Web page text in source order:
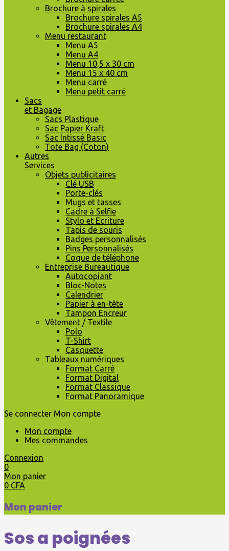
Brochure à spirales
Brochure spirales A5
Brochure spirales A4
Menu restaurant
Menu A5
Menu A4
Menu 10,5 x 30 cm
Menu 15 x 40 cm
Menu carré
Menu petit carré
Sacs
et Bagage
Sacs Plastique
Sac Papier Kraft
Sac Intissé Basic
Tote Bag (Coton)
Autres
Services
Objets publicitaires
Clé USB
Porte-clés
Mugs et tasses
Cadre à Selfie
Stylo et Ecriture
Tapis de souris
Badges personnalisés
Pins Personnalisés
Coque de téléphone
Entreprise Bureautique
Autocopiant
Bloc-Notes
Calendrier
Papier à en-tête
Tampon Encreur
Vêtement / Textile
Polo
T-Shirt
Casquette
Tableaux numériques
Format Carré
Format Digital
Format Classique
Format Panoramique
Se connecter Mon compte
Mon compte
Mes commandes
Connexion
0
Mon panier
0 CFA
Mon panier
Sos a poignées